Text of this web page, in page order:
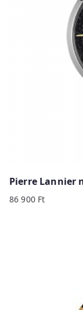
Pierre Lannier
86 900 Ft